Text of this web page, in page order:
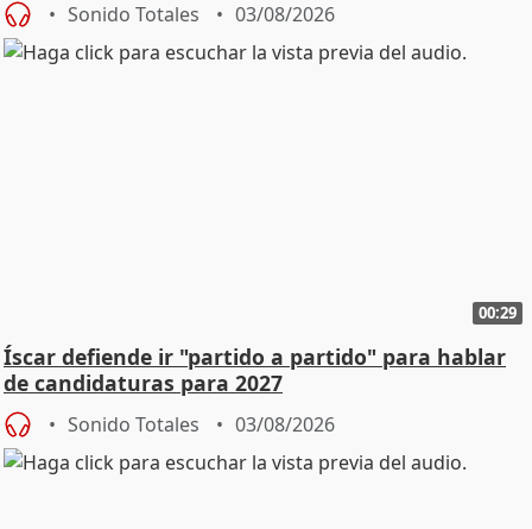
Sonido Totales 03/08/2026
00:29
Íscar defiende ir "partido a partido" para hablar
de candidaturas para 2027
Sonido Totales 03/08/2026